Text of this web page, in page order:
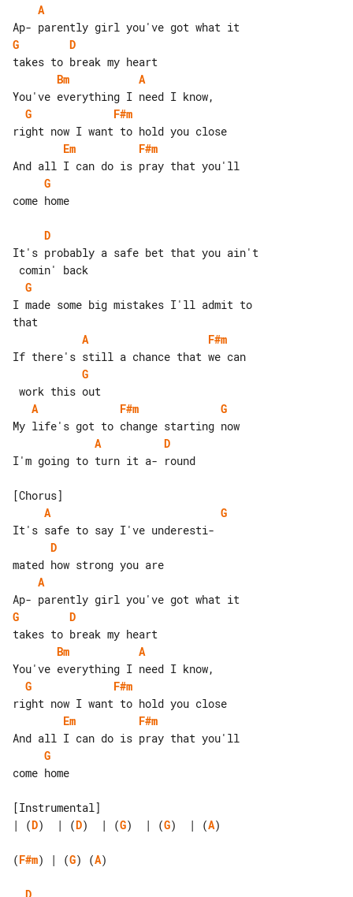
A
G
D
Bm
A
G
F#m
Em
F#m
G
come home
D
It's probably a safe bet that you ain't
G
I made some big mistakes I'll admit to
A
F#m
G
A
F#m
G
A
D
I'm going to turn it a- round
A
G
D
A
G
D
Bm
A
G
F#m
Em
F#m
G
come home
| (D)  | (D)  | (G)  | (G)  | (A)
(F#m) | (G) (A)